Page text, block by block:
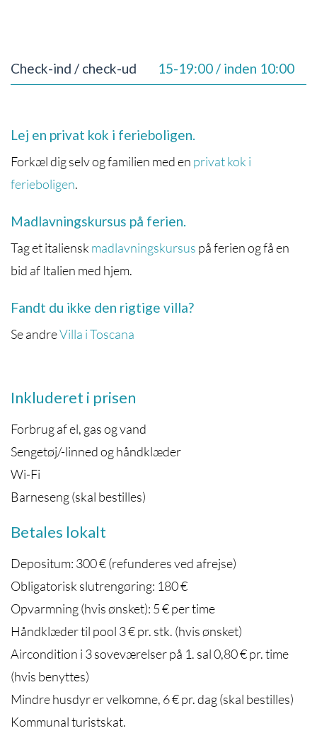
Check-ind / check-ud 15-19:00 / inden 10:00
Lej en privat kok i ferieboligen.
Forkæl dig selv og familien med en privat kok i
ferieboligen.
Madlavningskursus på ferien.
Tag et italiensk madlavningskursus på ferien og få en
bid af Italien med hjem.
Fandt du ikke den rigtige villa?
Se andreVilla i Toscana
Inkluderet i prisen
Forbrug af el, gas og vand
Sengetøj/-linned og håndklæder
Wi-Fi
Barneseng (skal bestilles)
Betales lokalt
Depositum: 300 € (refunderes ved afrejse)
Obligatorisk slutrengøring: 180 €
Opvarmning (hvis ønsket): 5 € per time
Håndklæder til pool 3 € pr. stk. (hvis ønsket)
Aircondition i 3 soveværelser på 1. sal 0,80 € pr. time
(hvis benyttes)
Mindre husdyr er velkomne, 6 € pr. dag (skal bestilles)
Kommunal turistskat.